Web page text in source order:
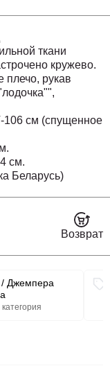
ткани
кружево.
рукав
см (спущенное
см.
Беларусь)
Возврат
/ Джемпера